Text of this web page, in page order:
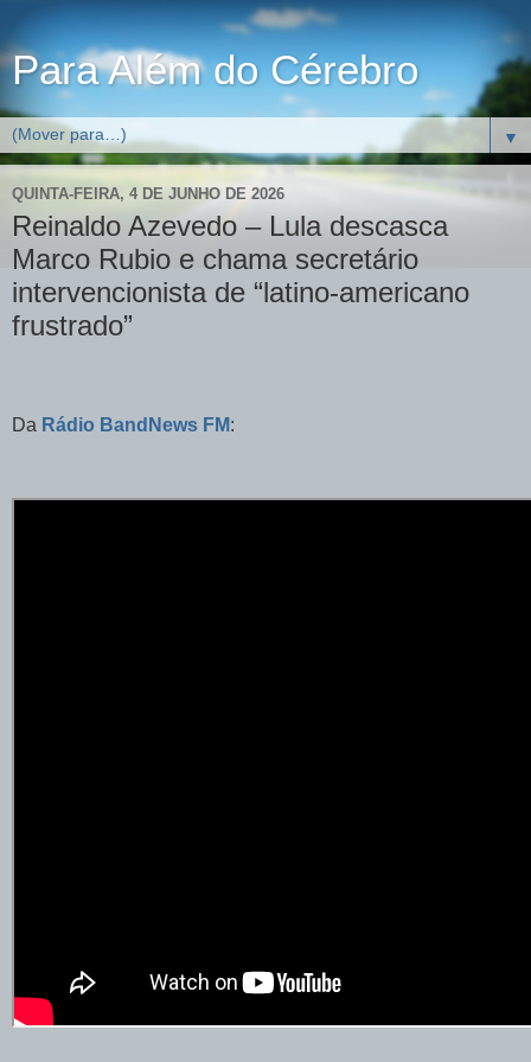
Para Além do Cérebro
▼
QUINTA-FEIRA, 4 DE JUNHO DE 2026
Reinaldo Azevedo – Lula descasca
Marco Rubio e chama secretário
intervencionista de “latino-americano
frustrado”
Da Rádio BandNews FM: